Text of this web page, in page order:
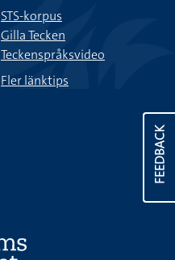
FEEDBACK
STS-korpus
Gilla Tecken
Teckenspråksvideo
Fler länktips